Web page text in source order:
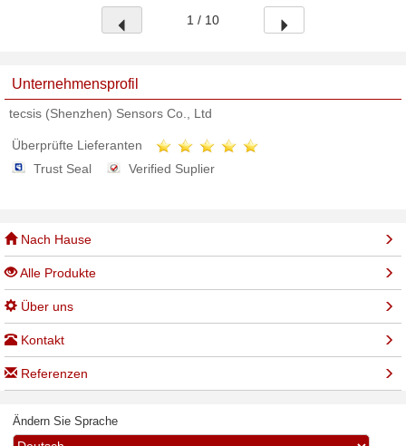
1 / 10
Unternehmensprofil
tecsis (Shenzhen) Sensors Co., Ltd
Überprüfte Lieferanten
Trust Seal
Verified Suplier
Nach Hause
Alle Produkte
Über uns
Kontakt
Referenzen
Ändern Sie Sprache